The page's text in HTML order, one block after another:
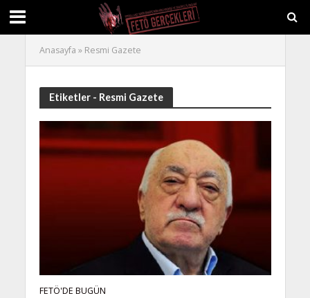
Anasayfa » Resmi Gazete
Etiketler - Resmi Gazete
FETÖ'DE BUGÜN